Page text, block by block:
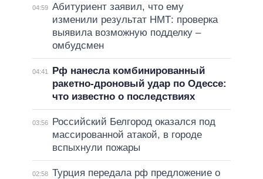
04:59 Абитуриент заявил, что ему
изменили результат НМТ: проверка
выявила возможную подделку –
омбудсмен
04:41
Рф нанесла комбинированный
ракетно-дроновый удар по Одессе:
что известно о последствиях
03:56
Российский Белгород оказался под
массированной атакой, в городе
вспыхнули пожары
02:58 Турция передала рф предложение о